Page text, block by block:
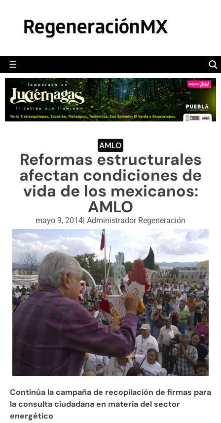
☰
POLÍTICA
CAMALEÓN
OPINIÓN
DEPORTES
ENGLISH SECTION
VIDEOS
AMLO
Reformas estructurales
afectan condiciones de
vida de los mexicanos:
AMLO
mayo 9, 2014| Administrador Regeneración
Continúa la campaña de recopilación de firmas para
la consulta ciudadana en materia del sector
energético